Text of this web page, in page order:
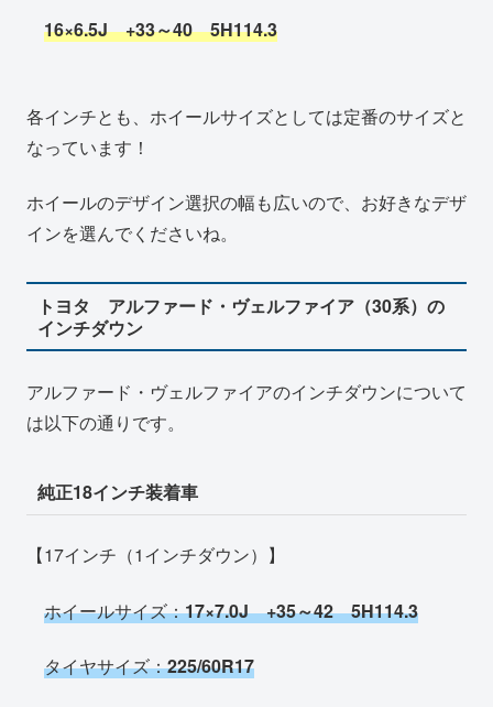
16×6.5J +33～40 5H114.3
各インチとも、ホイールサイズとしては定番のサイズと
なっています！
ホイールのデザイン選択の幅も広いので、お好きなデザ
インを選んでくださいね。
トヨタ アルファード・ヴェルファイア（30系）の
インチダウン
アルファード・ヴェルファイアのインチダウンについて
は以下の通りです。
純正18インチ装着車
【17インチ（1インチダウン）】
ホイールサイズ：17×7.0J +35～42 5H114.3
タイヤサイズ：225/60R17